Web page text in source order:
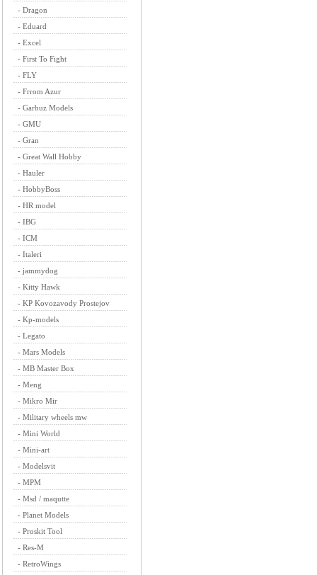
- Dragon
- Eduard
- Excel
- First To Fight
- FLY
- Frrom Azur
- Garbuz Models
- GMU
- Gran
- Great Wall Hobby
- Hauler
- HobbyBoss
- HR model
- IBG
- ICM
- Italeri
- jammydog
- Kitty Hawk
- KP Kovozavody Prostejov
- Kp-models
- Legato
- Mars Models
- MB Master Box
- Meng
- Mikro Mir
- Military wheels mw
- Mini World
- Mini-art
- Modelsvit
- MPM
- Msd / maqutte
- Planet Models
- Proskit Tool
- Res-M
- RetroWings